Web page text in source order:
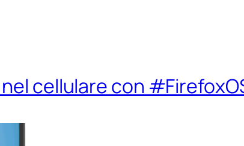
cellulare con